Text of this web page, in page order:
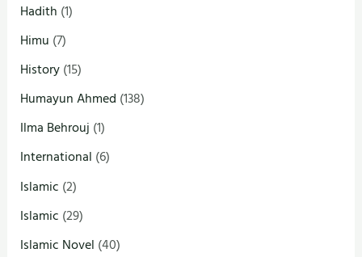
Hadith (1)
Himu (7)
History(15)
Humayun Ahmed (138)
Ilma Behrouj (1)
International (6)
Islamic (2)
Islamic (29)
Islamic Novel (40)